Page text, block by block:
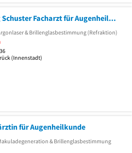
Dr. med. Wolfgang Schuster Facharzt für Augenheilkunde
& Brillenglasbestimmung (Refraktion)
(Innenstadt)
für Augenheilkunde
& Brillenglasbestimmung